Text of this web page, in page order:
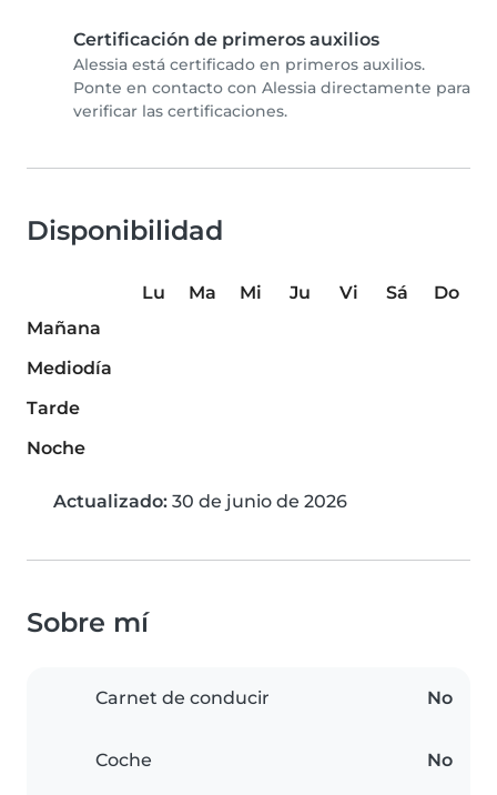
Certificación de primeros auxilios
Alessia está certificado en primeros auxilios.
Ponte en contacto con Alessia directamente para
verificar las certificaciones.
Disponibilidad
Lu Ma Mi Ju Vi Sá
Do
Mañana
Mediodía
Tarde
Noche
Actualizado: 30 de junio de 2026
Sobre mí
Carnet de conducir No
Coche No